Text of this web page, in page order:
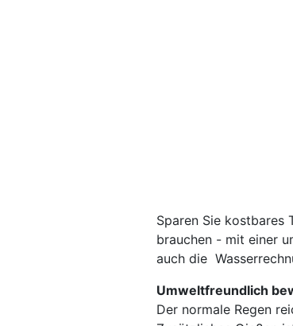
Sparen Sie kostbares
brauchen - mit einer
auch die
Umweltfreundlich
Der normale Regen